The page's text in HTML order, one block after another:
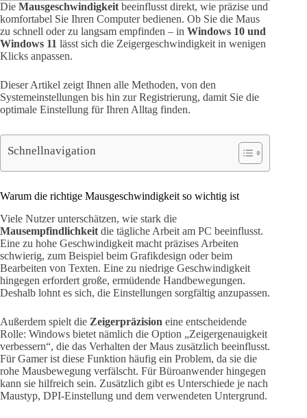
Die Mausgeschwindigkeit beeinflusst direkt, wie präzise und
komfortabel Sie Ihren Computer bedienen. Ob Sie die Maus
zu schnell oder zu langsam empfinden – in Windows 10 und
Windows 11 lässt sich die Zeigergeschwindigkeit in wenigen
Klicks anpassen.
Dieser Artikel zeigt Ihnen alle Methoden, von den
Systemeinstellungen bis hin zur Registrierung, damit Sie die
optimale Einstellung für Ihren Alltag finden.
Schnellnavigation
Warum die richtige Mausgeschwindigkeit so wichtig ist
Viele Nutzer unterschätzen, wie stark die
Mausempfindlichkeit die tägliche Arbeit am PC beeinflusst.
Eine zu hohe Geschwindigkeit macht präzises Arbeiten
schwierig, zum Beispiel beim Grafikdesign oder beim
Bearbeiten von Texten. Eine zu niedrige Geschwindigkeit
hingegen erfordert große, ermüdende Handbewegungen.
Deshalb lohnt es sich, die Einstellungen sorgfältig anzupassen.
Außerdem spielt die Zeigerpräzision eine entscheidende
Rolle: Windows bietet nämlich die Option „Zeigergenauigkeit
verbessern“, die das Verhalten der Maus zusätzlich beeinflusst.
Für Gamer ist diese Funktion häufig ein Problem, da sie die
rohe Mausbewegung verfälscht. Für Büroanwender hingegen
kann sie hilfreich sein. Zusätzlich gibt es Unterschiede je nach
Maustyp, DPI-Einstellung und dem verwendeten Untergrund.